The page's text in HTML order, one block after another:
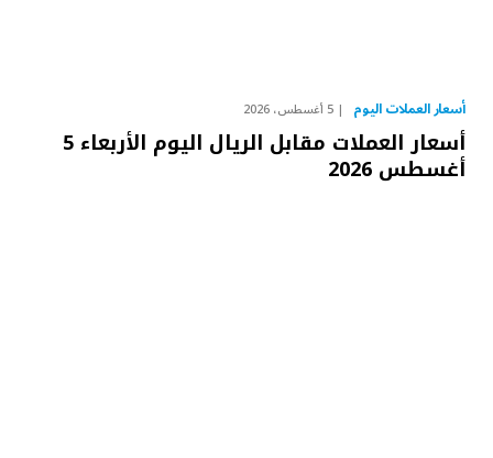
أسعار العملات اليوم 5 أغسطس، 2026
أسعار العملات مقابل الريال اليوم الأربعاء 5
أغسطس 2026